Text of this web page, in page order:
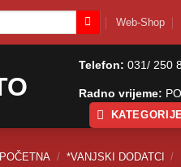
Web-Shop
Telefon: 031/ 250
Radno vrijeme:
POČETNA / *VANJSKI DODATCI /